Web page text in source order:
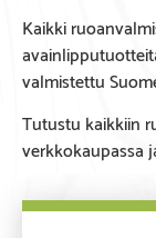
Kaikki
valmistettu
Tutustu kaikkiin
verkkokaupassa